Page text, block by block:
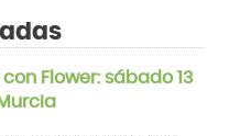
Flower: sábado 13